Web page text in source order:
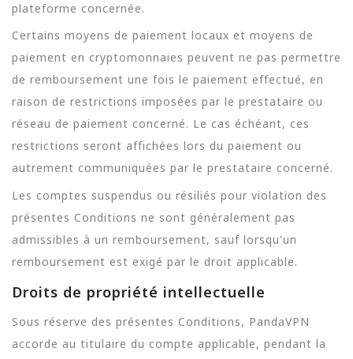
plateforme concernée.
Certains moyens de paiement locaux et moyens de
paiement en cryptomonnaies peuvent ne pas permettre
de remboursement une fois le paiement effectué, en
raison de restrictions imposées par le prestataire ou
réseau de paiement concerné. Le cas échéant, ces
restrictions seront affichées lors du paiement ou
autrement communiquées par le prestataire concerné.
Les comptes suspendus ou résiliés pour violation des
présentes Conditions ne sont généralement pas
admissibles à un remboursement, sauf lorsqu'un
remboursement est exigé par le droit applicable.
Droits de propriété intellectuelle
Sous réserve des présentes Conditions, PandaVPN
accorde au titulaire du compte applicable, pendant la